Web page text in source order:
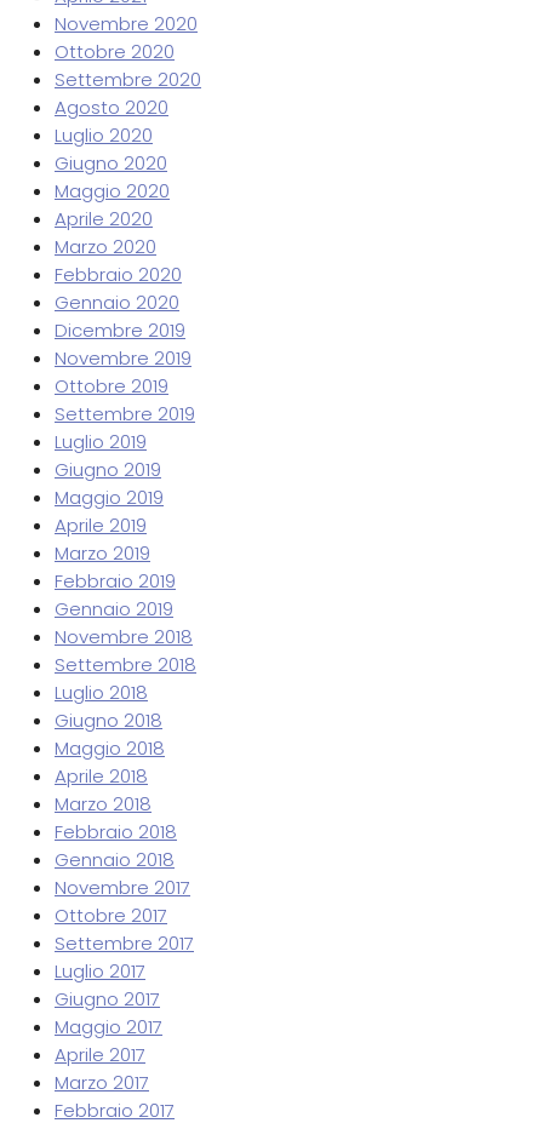
Novembre 2020
Ottobre 2020
Settembre 2020
Agosto 2020
Luglio 2020
Giugno 2020
Maggio 2020
Aprile 2020
Marzo 2020
Febbraio 2020
Gennaio 2020
Dicembre 2019
Novembre 2019
Ottobre 2019
Settembre 2019
Luglio 2019
Giugno 2019
Maggio 2019
Aprile 2019
Marzo 2019
Febbraio 2019
Gennaio 2019
Novembre 2018
Settembre 2018
Luglio 2018
Giugno 2018
Maggio 2018
Aprile 2018
Marzo 2018
Febbraio 2018
Gennaio 2018
Novembre 2017
Ottobre 2017
Settembre 2017
Luglio 2017
Giugno 2017
Maggio 2017
Aprile 2017
Marzo 2017
Febbraio 2017